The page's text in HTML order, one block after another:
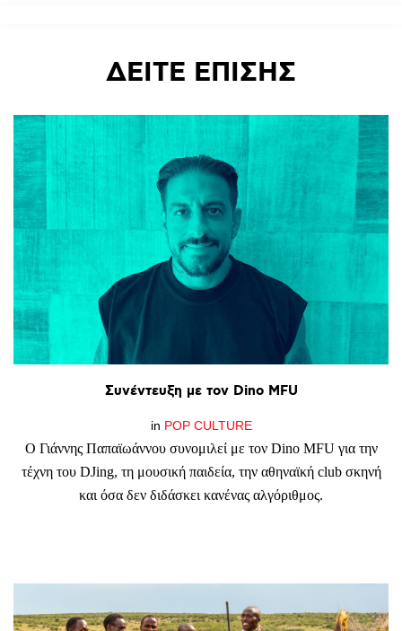
ΔΕΙΤΕ ΕΠΙΣΗΣ
Συνέντευξη με τον Dino MFU
in POP CULTURE
Ο Γιάννης Παπαϊωάννου συνομιλεί με τον Dino MFU για την
τέχνη του DJing, τη μουσική παιδεία, την αθηναϊκή club σκηνή
και όσα δεν διδάσκει κανένας αλγόριθμος.